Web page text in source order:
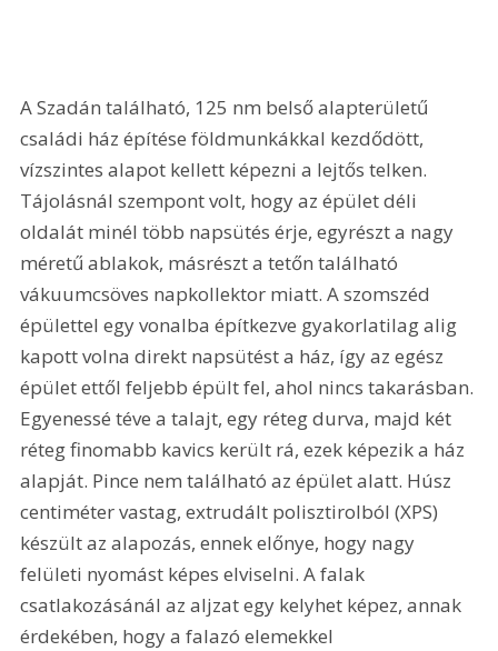
A Szadán található, 125 nm belső alapterületű
családi ház építése földmunkákkal kezdődött,
vízszintes alapot kellett képezni a lejtős telken.
Tájolásnál szempont volt, hogy az épület déli
oldalát minél több napsütés érje, egyrészt a nagy
méretű ablakok, másrészt a tetőn található
vákuumcsöves napkollektor miatt. A szomszéd
épülettel egy vonalba építkezve gyakorlatilag alig
kapott volna direkt napsütést a ház, így az egész
épület ettől feljebb épült fel, ahol nincs takarásban.
Egyenessé téve a talajt, egy réteg durva, majd két
réteg finomabb kavics került rá, ezek képezik a ház
alapját. Pince nem található az épület alatt. Húsz
centiméter vastag, extrudált polisztirolból (XPS)
készült az alapozás, ennek előnye, hogy nagy
felületi nyomást képes elviselni. A falak
csatlakozásánál az aljzat egy kelyhet képez, annak
érdekében, hogy a falazó elemekkel